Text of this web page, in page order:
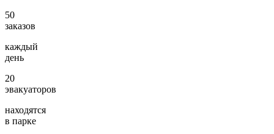
50
заказов
каждый
день
20
эвакуаторов
находятся
в парке